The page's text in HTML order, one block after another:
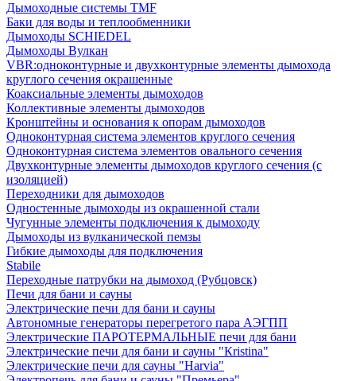
Дымоходные системы TMF
Баки для воды и теплообменники
Дымоходы SCHIEDEL
Дымоходы Вулкан
VBR:одноконтурные и двухконтурные элементы дымохода
круглого сечения окрашенные
Коаксиальные элементы дымоходов
Коллективные элементы дымоходов
Кронштейны и основания к опорам дымоходов
Одноконтурная система элементов круглого сечения
Одноконтурная система элементов овального сечения
Двухконтурные элементы дымоходов круглого сечения (с
изоляцией)
Переходники для дымоходов
Одностенные дымоходы из окрашенной стали
Чугунные элементы подключения к дымоходу
Дымоходы из вулканической пемзы
Гибкие дымоходы для подключения
Stabile
Переходные патрубки на дымоход (Рубцовск)
Печи для бани и сауны
Электрические печи для бани и сауны
Автономные генераторы перегретого пара АЭГПП
Электрические ПАРОТЕРМАЛЬНЫЕ печи для бани
Электрические печи для бани и сауны "Кristina"
Электрические печи для сауны "Harvia"